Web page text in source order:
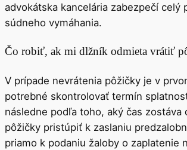
advokátska kancelária zabezpečí celý
súdneho vymáhania.
Čo robiť, ak mi dlžník odmieta vrátiť
V prípade nevrátenia pôžičky je v
potrebné skontrolovať termín
následne podľa toho, aký čas zostáva
pôžičky pristúpiť k zaslaniu
priamo k podaniu žaloby o zaplatenie